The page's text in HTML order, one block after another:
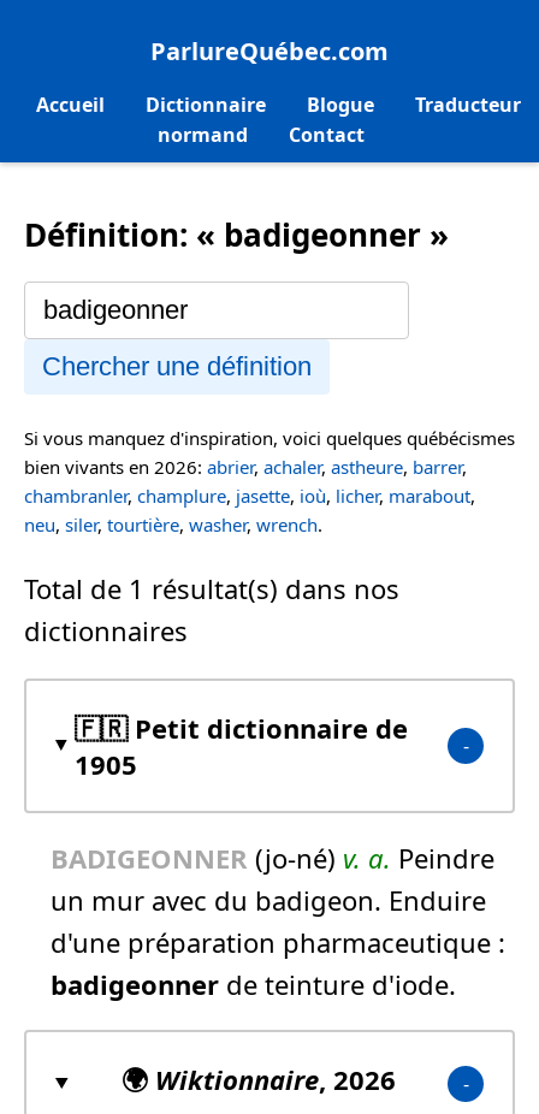
ParlureQuébec.com
Accueil Dictionnaire Blogue
Traducteur
normand
Contact
Définition: « badigeonner »
Chercher une définition
Si vous manquez d'inspiration, voici quelques québécismes
bien vivants en 2026: abrier, achaler, astheure, barrer,
chambranler, champlure, jasette, ioù, licher, marabout,
neu, siler, tourtière, washer, wrench.
Total de 1 résultat(s) dans nos
dictionnaires
🇫🇷 Petit dictionnaire de
1905
BADIGEONNER (jo-né) v. a. Peindre
un mur avec du badigeon. Enduire
d'une préparation pharmaceutique :
badigeonner de teinture d'iode.
🌍 Wiktionnaire, 2026